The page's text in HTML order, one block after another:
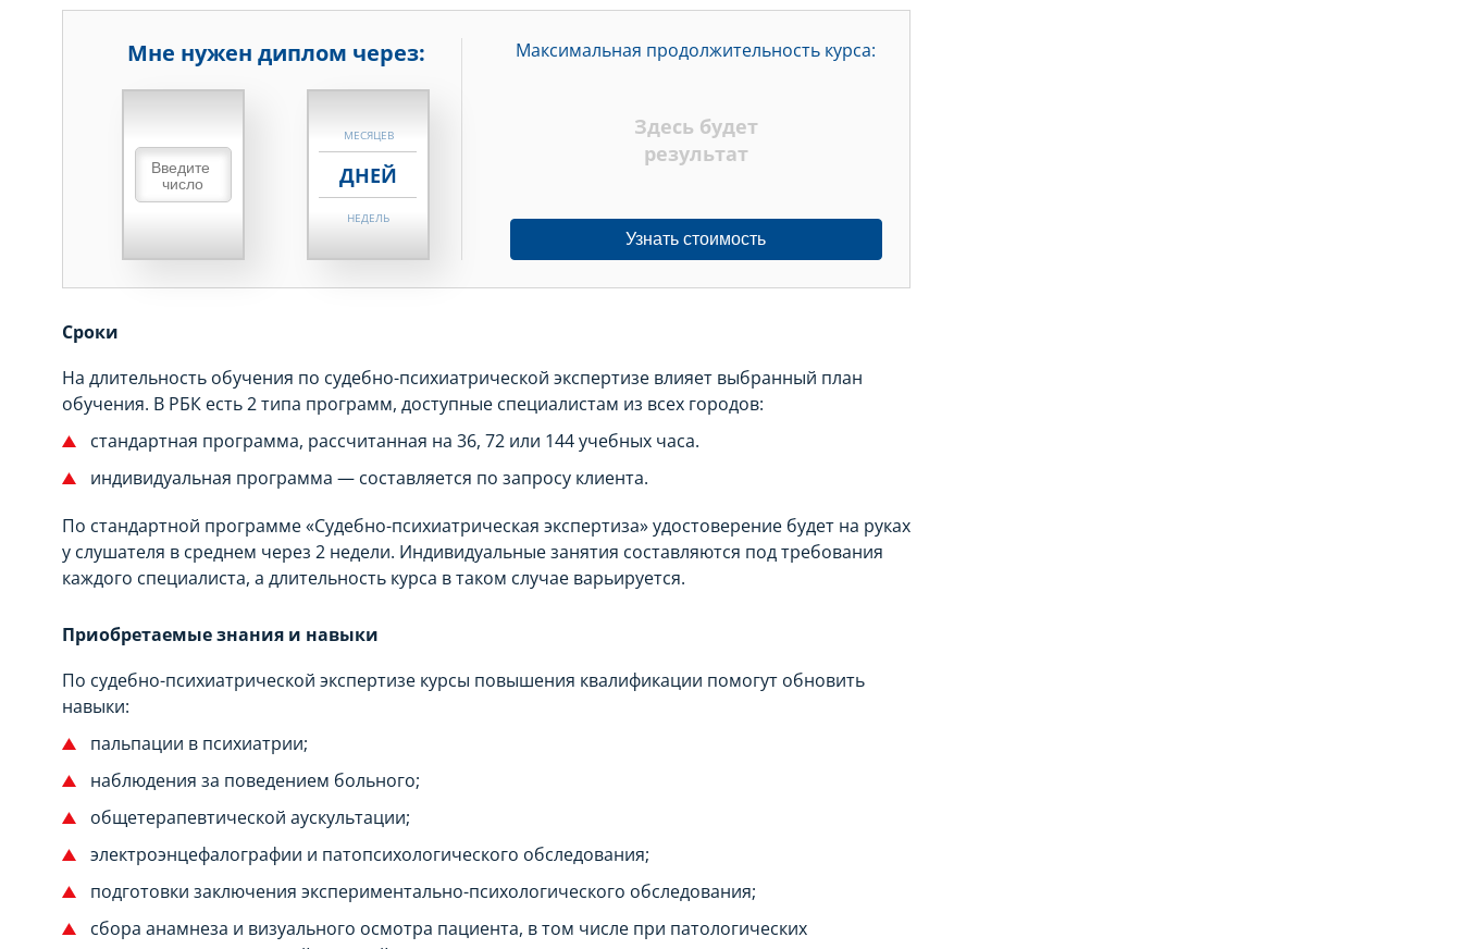
Мне нужен диплом через:
НЕДЕЛЬ
МЕСЯЦЕВ
ДНЕЙ
НЕДЕЛЬ
МЕСЯЦЕВ
МЕСЯЦЕВ
Максимальная продолжительность курса:
Здесь будет
результат
Узнать стоимость
Сроки
На длительность обучения по судебно-психиатрической экспертизе влияет выбранный план
обучения. В РБК есть 2 типа программ, доступные специалистам из всех городов:
стандартная программа, рассчитанная на 36, 72 или 144 учебных часа.
индивидуальная программа — составляется по запросу клиента.
По стандартной программе «Судебно-психиатрическая экспертиза» удостоверение будет на руках
у слушателя в среднем через 2 недели. Индивидуальные занятия составляются под требования
каждого специалиста, а длительность курса в таком случае варьируется.
Приобретаемые знания и навыки
По судебно-психиатрической экспертизе курсы повышения квалификации помогут обновить
навыки:
пальпации в психиатрии;
наблюдения за поведением больного;
общетерапевтической аускультации;
электроэнцефалографии и патопсихологического обследования;
подготовки заключения экспериментально-психологического обследования;
сбора анамнеза и визуального осмотра пациента, в том числе при патологических